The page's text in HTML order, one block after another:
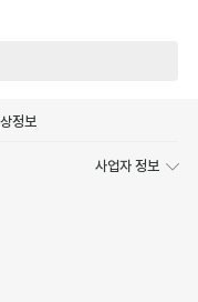
정보
사업자 정보